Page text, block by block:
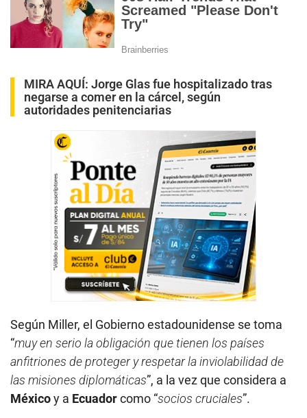
MIRA AQUÍ: Jorge Glas fue hospitalizado tras
negarse a comer en la cárcel, según
autoridades penitenciarias
Según Miller, el Gobierno estadounidense se toma
“muy en serio la obligación que tienen los países
anfitriones de proteger y respetar la inviolabilidad de
las misiones diplomáticas”, a la vez que considera a
Méxicoy a Ecuadorcomo “socios cruciales”.